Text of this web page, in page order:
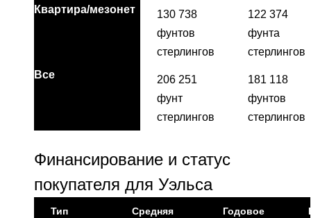
Квартира/мезонет
130 738
фунтов
стерлингов
122 374
фунта
стерлингов
Все
206 251
фунт
стерлингов
181 118
фунтов
стерлингов
Финансирование и статус
покупателя для Уэльса
Тип
Средняя
Годовое